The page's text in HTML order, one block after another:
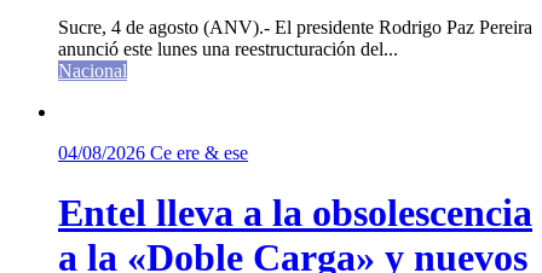
Sucre, 4 de agosto (ANV).- El presidente Rodrigo Paz Pereira
anunció este lunes una reestructuración del...
Nacional
04/08/2026 Ce ere & ese
Entel lleva a la obsolescencia
a la «Doble Carga» y nuevos